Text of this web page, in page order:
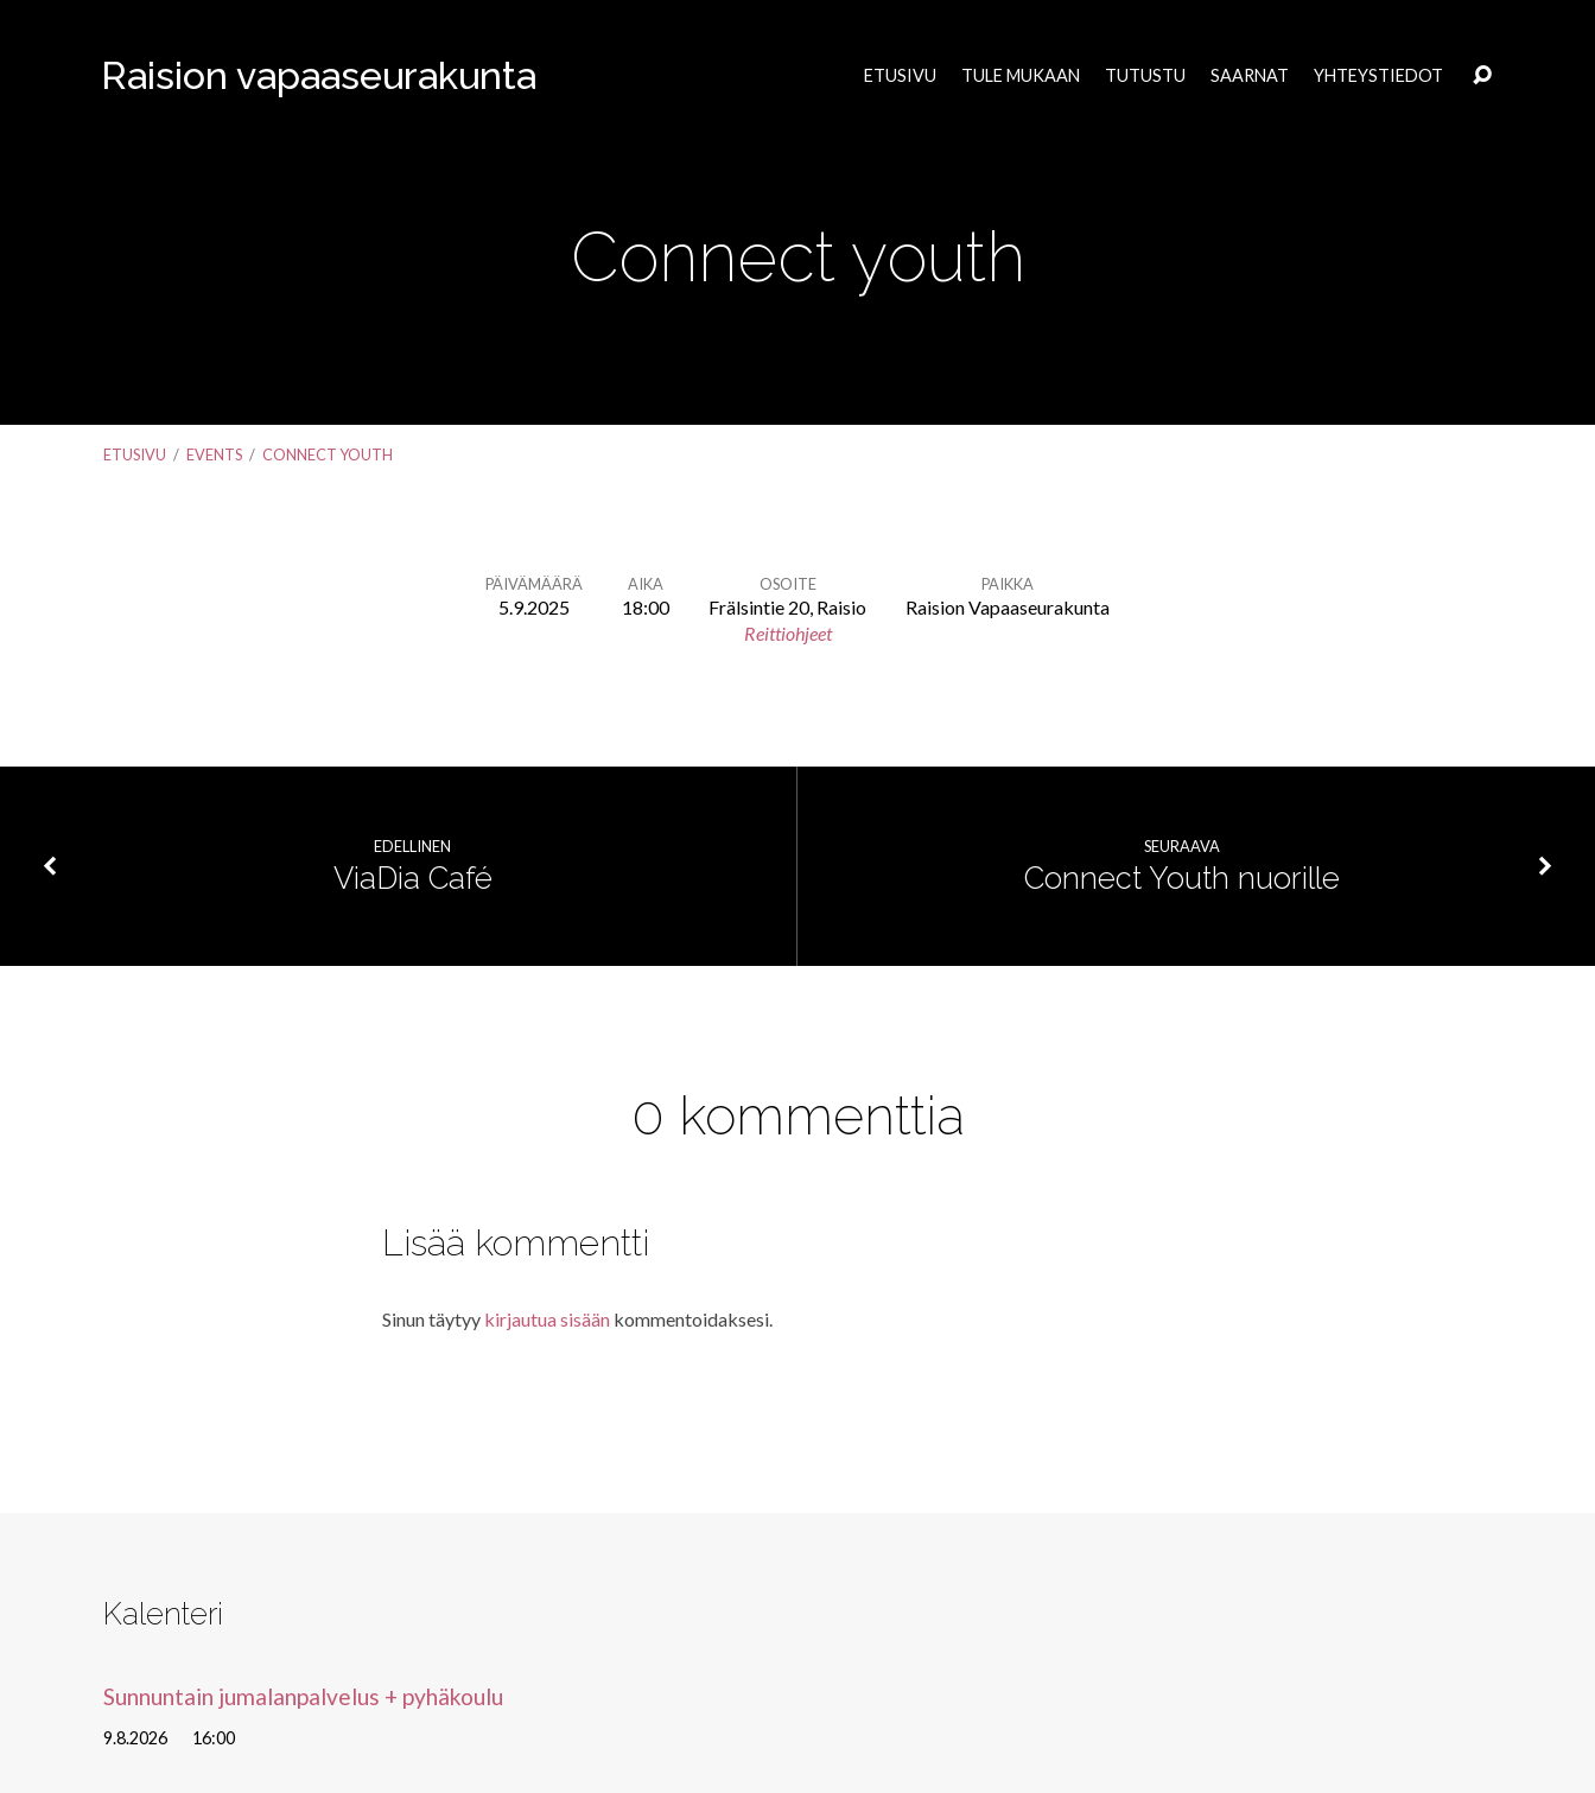
Raision vapaaseurakunta ETUSIVU TULE MUKAAN TUTUSTU SAARNAT YHTEYSTIEDOT
Connect youth
ETUSIVU / EVENTS / CONNECT YOUTH
PÄIVÄMÄÄRÄ
5.9.2025
AIKA
18:00
OSOITE
Frälsintie 20, Raisio
Reittiohjeet
PAIKKA
Raision Vapaaseurakunta
EDELLINEN
ViaDia Café
SEURAAVA
Connect Youth nuorille
0 kommenttia
Lisää kommentti
Sinun täytyy kirjautua sisään kommentoidaksesi.
Kalenteri
Sunnuntain jumalanpalvelus + pyhäkoulu
9.8.2026 16:00